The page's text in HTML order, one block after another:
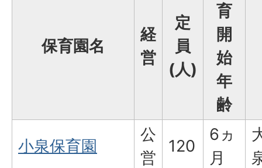
保育園名
経
営
定
員
(人)
育
開
始
年
齢
小泉保育園
公
営
120
6ヵ
月